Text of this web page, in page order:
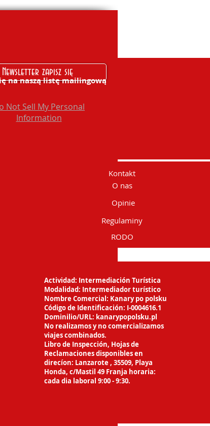
Newsletter zapisz się
na naszą listę mailingową
Not Sell My Personal
Information
Kontakt
O nas
Opinie
Regulaminy
RODO
Actividad: Intermediación Turística
Modalidad: Intermediador turístico
Nombre Comercial: Kanary po polsku
Código de Identificación: I-0004616.1
Dominilio/URL: kanarypopolsku.pl
No realizamos y no comercializamos
viajescombinados.
Libro de Inspección, Hojas de
Reclamacionesdisponibles en
direcíon: Lanzarote , 35509, Playa
Honda, c/Mastil 49 Franja horaria:
cada dia laboral 9:00 - 9:30.